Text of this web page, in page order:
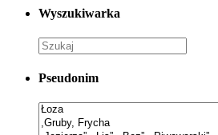
Wyszukiwarka
Pseudonim